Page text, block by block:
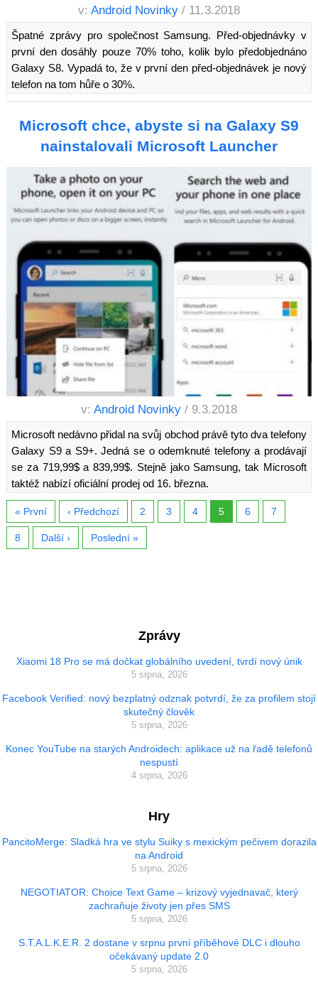
v: Android Novinky / 11.3.2018
Špatné zprávy pro společnost Samsung. Před-objednávky v
první den dosáhly pouze 70% toho, kolik bylo předobjednáno
Galaxy S8. Vypadá to, že v první den před-objednávek je nový
telefon na tom hůře o 30%.
Microsoft chce, abyste si na Galaxy S9
nainstalovali Microsoft Launcher
v: Android Novinky / 9.3.2018
Microsoft nedávno přidal na svůj obchod právě tyto dva telefony
Galaxy S9 a S9+. Jedná se o odemknuté telefony a prodávají
se za 719,99$ a 839,99$. Stejně jako Samsung, tak Microsoft
taktéž nabízí oficiální prodej od 16. března.
« První ‹ Předchozí 2 3 4 5 6 7
8 Další › Poslední »
Zprávy
Xiaomi 18 Pro se má dočkat globálního uvedení, tvrdí nový únik
5 srpna, 2026
Facebook Verified: nový bezplatný odznak potvrdí, že za profilem stojí
skutečný člověk
5 srpna, 2026
Konec YouTube na starých Androidech: aplikace už na řadě telefonů
nespustí
4 srpna, 2026
Hry
PancitoMerge: Sladká hra ve stylu Suiky s mexickým pečivem dorazila
na Android
5 srpna, 2026
NEGOTIATOR: Choice Text Game – krizový vyjednavač, který
zachraňuje životy jen přes SMS
5 srpna, 2026
S.T.A.L.K.E.R. 2 dostane v srpnu první příběhové DLC i dlouho
očekávaný update 2.0
5 srpna, 2026